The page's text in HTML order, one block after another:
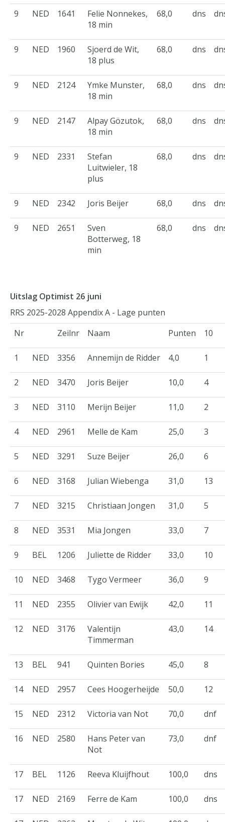
9 NED 1641
Felie Nonnekes,
18 min
68,0 dns
9 NED 1960
Sjoerd de Wit,
18 plus
68,0 dns
9 NED 2124
Ymke Munster,
18 min
68,0 dns
9 NED 2147
Alpay Gözutok,
18 min
68,0 dns
9 NED 2331
Stefan
Luitwieler, 18
plus
68,0 dns
9 NED 2342 Joris Beijer 68,0 dns
9 NED 2651
Sven
Botterweg, 18
min
68,0 dns
Uitslag Optimist 26 juni
RRS 2025-2028 Appendix A - Lage punten
Nr
Zeilnr Naam Punten 10
1 NED 3356 Annemijn de Ridder 4,0 1
2 NED 3470 Joris Beijer 10,0 4
3 NED 3110 Merijn Beijer 11,0 2
4 NED 2961 Melle de Kam 25,0 3
5 NED 3291 Suze Beijer 26,0 6
6 NED 3168 Julian Wiebenga 31,0 13
7 NED 3215 Christiaan Jongen 31,0 5
8 NED 3531 Mia Jongen 33,0 7
9 BEL 1206 Juliette de Ridder 33,0 10
10 NED 3468 Tygo Vermeer 36,0 9
11 NED 2355 Olivier van Ewijk 42,0 11
12 NED 3176
Valentijn
Timmerman
43,0 14
13 BEL 941 Quinten Bories 45,0 8
14 NED 2957 Cees Hoogerheijde 50,0 12
15 NED 2312 Victoria van Not 70,0 dnf
16 NED 2580
Hans Peter van
Not
73,0 dnf
17 BEL 1126 Reeva Kluijfhout 100,0 dns
17 NED 2169 Ferre de Kam 100,0 dns